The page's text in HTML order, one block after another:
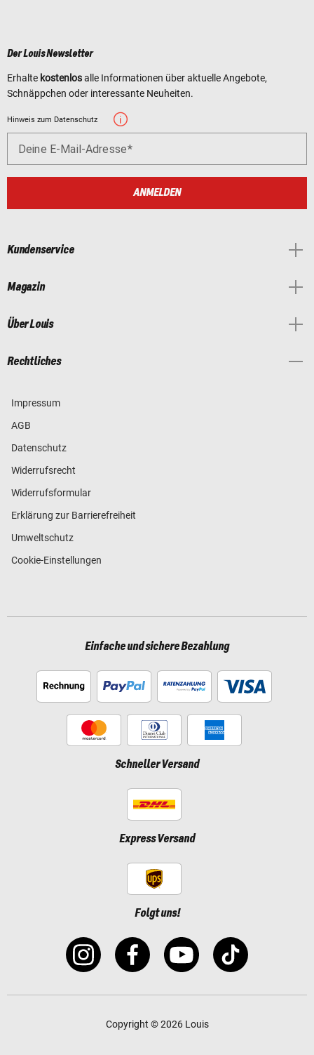
Der Louis Newsletter
Erhalte kostenlosalle Informationen über aktuelle Angebote,
Schnäppchen oder interessante Neuheiten.
Hinweis zum Datenschutz
Deine E-Mail-Adresse
ANMELDEN
Kundenservice
Magazin
Über Louis
Rechtliches
Impressum
AGB
Datenschutz
Widerrufsrecht
Widerrufsformular
Erklärung zur Barrierefreiheit
Umweltschutz
Cookie-Einstellungen
Einfache und sichere Bezahlung
Schneller Versand
Express Versand
Folgt uns!
Copyright © 2026 Louis